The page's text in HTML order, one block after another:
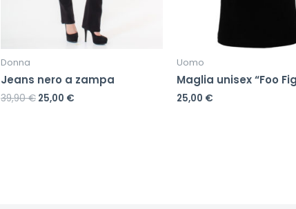
Donna
Jeans nero a zampa
39,90€ 25,00 €
Uomo
Maglia unisex “Foo
25,00 €